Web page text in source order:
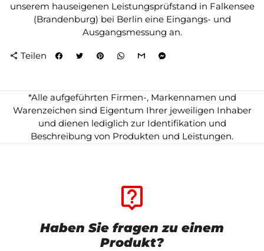
unserem hauseigenen Leistungsprüfstand in Falkensee
(Brandenburg) bei Berlin eine Eingangs- und
Ausgangsmessung an.
share Teilen
*Alle aufgeführten Firmen-, Markennamen und
Warenzeichen sind Eigentum Ihrer jeweiligen Inhaber
und dienen lediglich zur Identifikation und
Beschreibung von Produkten und Leistungen.
live_help
Haben Sie fragen zu einem
Produkt?